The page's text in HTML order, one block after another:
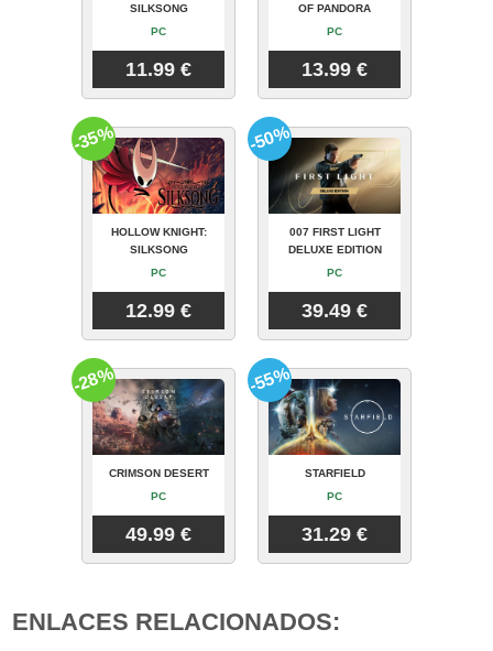
SILKSONG
PC
11.99 €
OF PANDORA
PC
13.99 €
HOLLOW KNIGHT:
SILKSONG
PC
12.99 €
-35%
007 FIRST LIGHT
DELUXE EDITION
PC
39.49 €
-50%
CRIMSON DESERT
PC
49.99 €
-28%
STARFIELD
PC
31.29 €
-55%
ENLACES RELACIONADOS: